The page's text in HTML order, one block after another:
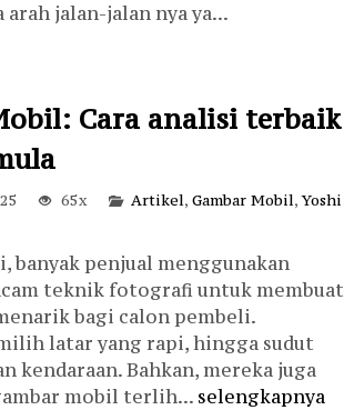
jalan-jalan nya ya...
Cara analisi terbaik
65x Artikel, Gambar Mobil,Yoshi
banyak penjual menggunakan
teknik fotografi untuk membuat
bagi calon pembeli.
latar yang rapi, hingga sudut
Bahkan, mereka juga
mobil terlih... selengkapnya